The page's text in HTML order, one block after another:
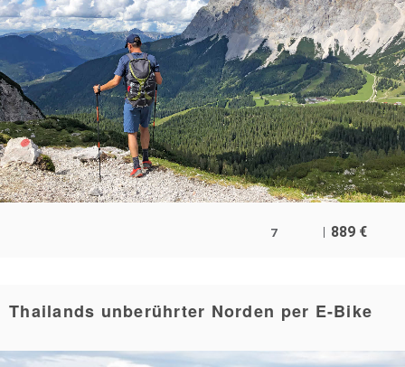
7 889 €
Thailands unberührter Norden per E-Bike